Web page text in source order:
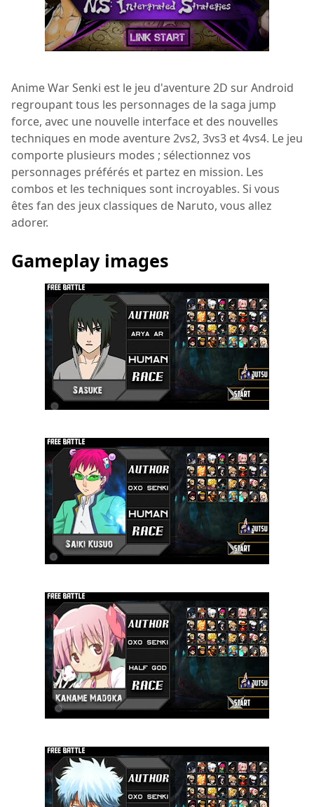
Anime War Senki est le jeu d'aventure 2D sur Android
regroupant tous les personnages de la saga jump
force, avec une nouvelle interface et des nouvelles
techniques en mode aventure 2vs2, 3vs3 et 4vs4. Le jeu
comporte plusieurs modes ; sélectionnez vos
personnages préférés et partez en mission. Les
combos et les techniques sont incroyables. Si vous
êtes fan des jeux classiques de Naruto, vous allez
adorer.
Gameplay images